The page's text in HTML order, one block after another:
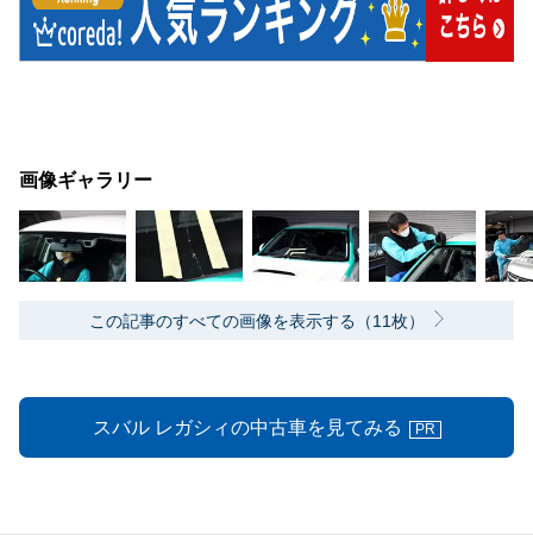
画像ギャラリー
この記事のすべての画像を表示する（11枚）
スバル レガシィの中古車を見てみる PR